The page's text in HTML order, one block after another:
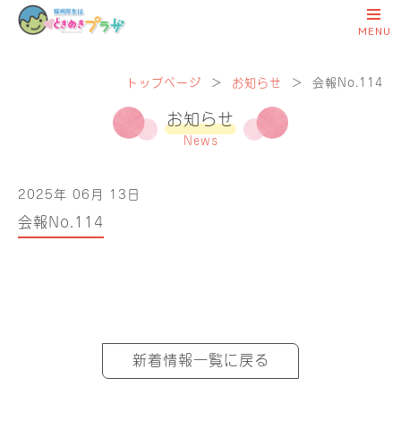
トップページ ＞ お知らせ ＞ 会報No.114
お知らせ
News
2025年 06月 13日
会報No.114
新着情報一覧に戻る